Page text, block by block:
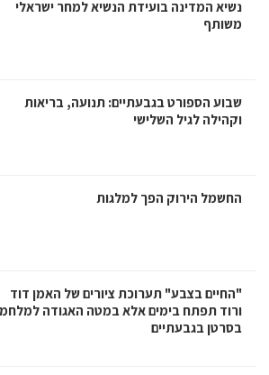
נשיא המדינה בועידת הנשיא למחר ישראלי
משותף
שבוע הספורט בגבעתיים: תנועה, בריאות
וקהילה לגיל השלישי
החשמל הירוק הפך למלגות
"החיים בצבע" תערוכת ציורים של האמן דוד
ורוד תפתח בימים אלא במטה האגודה
בסרטן בגבעתיים